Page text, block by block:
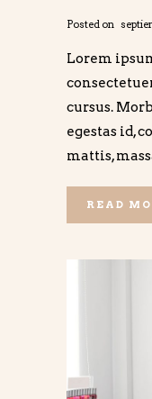
Posted on
Lorem
cursus.
egestas id,
mattis,
READ